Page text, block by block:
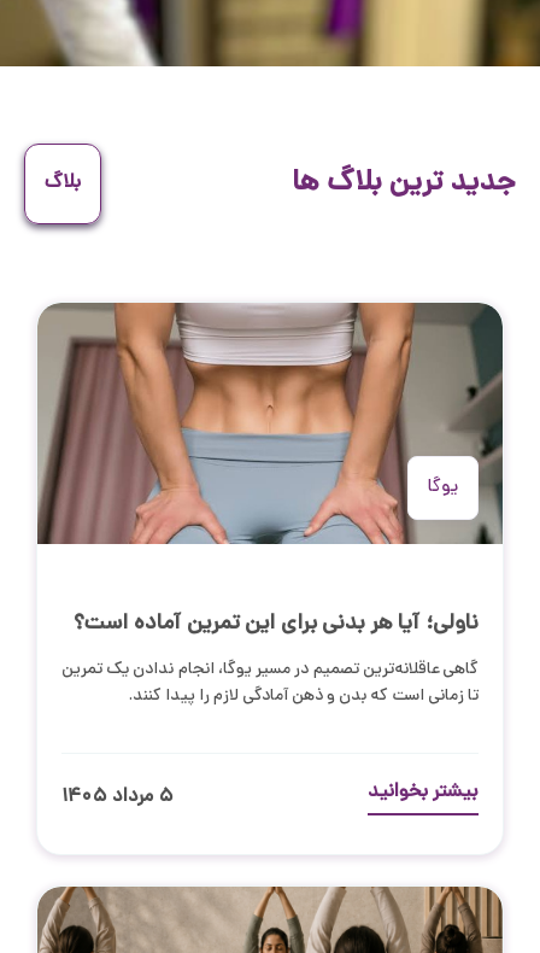
جدید ترین بلاگ ها بلاگ
یوگا
ناولی؛ آیا هر بدنی برای این تمرین آماده است؟
گاهی عاقلانه‌ترین تصمیم در مسیر یوگا، انجام ندادن یک تمرین
تا زمانی است که بدن و ذهن آمادگی لازم را پیدا کنند.
بیشتر بخوانید ۵ مرداد ۱۴۰۵